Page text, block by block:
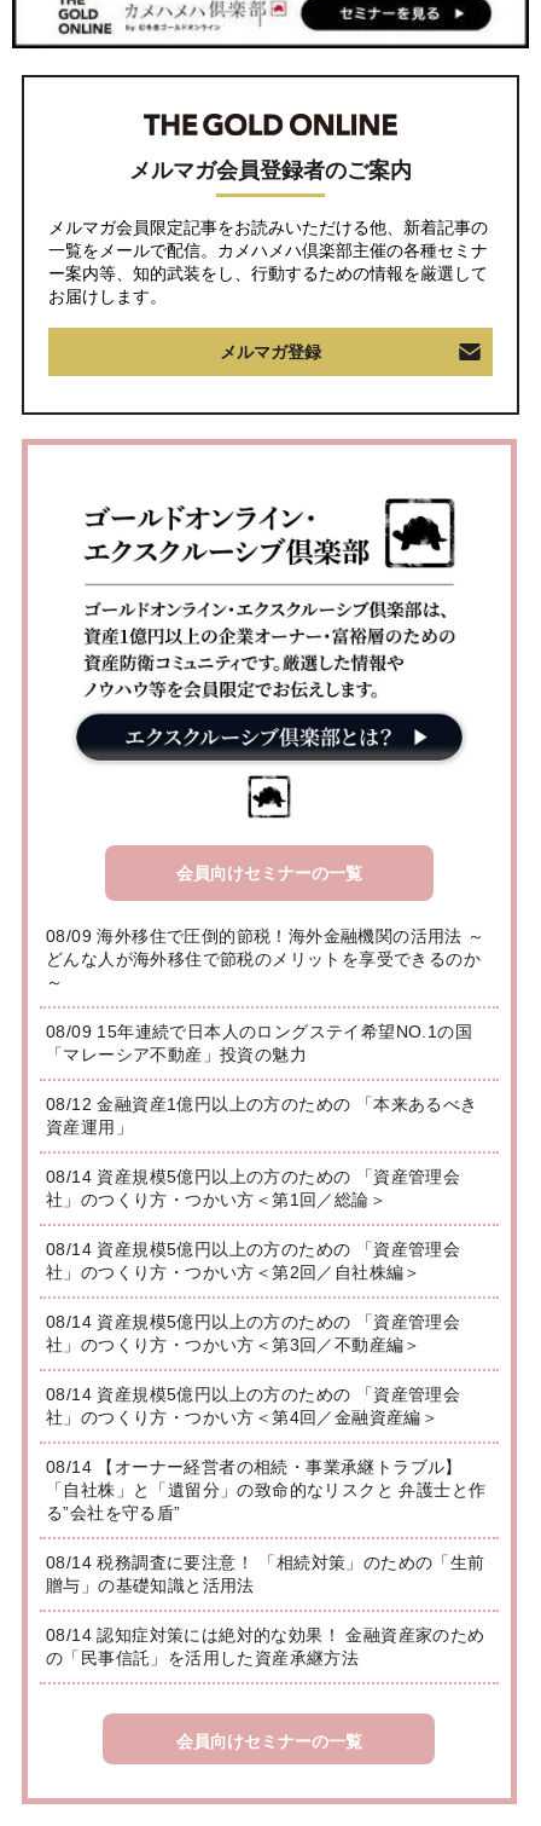
メルマガ会員登録者のご案内
メルマガ会員限定記事をお読みいただける他、新着記事の
一覧をメールで配信。カメハメハ倶楽部主催の各種セミナ
ー案内等、知的武装をし、行動するための情報を厳選して
お届けします。
メルマガ登録
会員向けセミナーの一覧
08/09 海外移住で圧倒的節税！海外金融機関の活用法 ～
どんな人が海外移住で節税のメリットを享受できるのか
～
08/09 15年連続で日本人のロングステイ希望NO.1の国
「マレーシア不動産」投資の魅力
08/12 金融資産1億円以上の方のための 「本来あるべき
資産運用」
08/14 資産規模5億円以上の方のための 「資産管理会
社」のつくり方・つかい方＜第1回／総論＞
08/14 資産規模5億円以上の方のための 「資産管理会
社」のつくり方・つかい方＜第2回／自社株編＞
08/14 資産規模5億円以上の方のための 「資産管理会
社」のつくり方・つかい方＜第3回／不動産編＞
08/14 資産規模5億円以上の方のための 「資産管理会
社」のつくり方・つかい方＜第4回／金融資産編＞
08/14 【オーナー経営者の相続・事業承継トラブル】
「自社株」と「遺留分」の致命的なリスクと 弁護士と作
る”会社を守る盾”
08/14 税務調査に要注意！ 「相続対策」のための「生前
贈与」の基礎知識と活用法
08/14 認知症対策には絶対的な効果！ 金融資産家のため
の「民事信託」を活用した資産承継方法
会員向けセミナーの一覧